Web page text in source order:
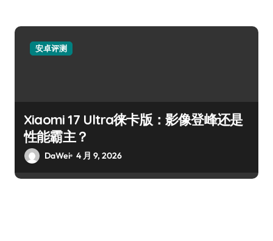
安卓评测
Xiaomi 17 Ultra徕卡版：影像登峰还是
性能霸主？
DaWei 4 月 9, 2026